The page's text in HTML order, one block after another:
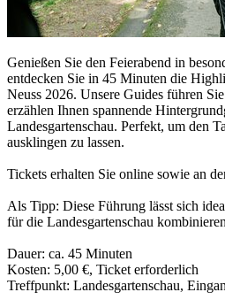
Genießen Sie den Feierabend in
entdecken Sie in 45 Minuten die
Neuss 2026. Unsere Guides führen
erzählen Ihnen spannende
Landesgartenschau. Perfekt, um den
ausklingen zu lassen.
Tickets erhalten Sie online sowie an
Als Tipp: Diese Führung lässt sich
für die Landesgartenschau
Dauer: ca. 45 Minuten
Kosten: 5,00 €, Ticket erforderlich
Treffpunkt: Landesgartenschau,